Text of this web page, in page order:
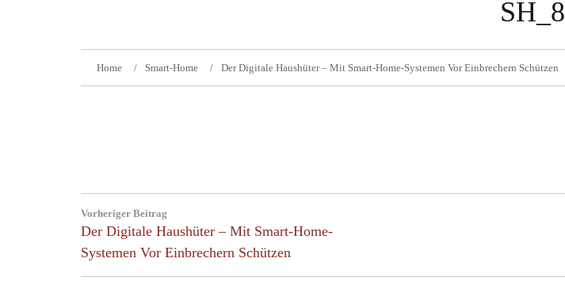
SH_8
Home Smart-Home Der Digitale Haushüter – Mit Smart-Home-Systemen Vor Einbrechern Schützen
navigation
Vorheriger Beitrag
Previous
Post:
Der Digitale Haushüter – Mit Smart-Home-
Systemen Vor Einbrechern Schützen